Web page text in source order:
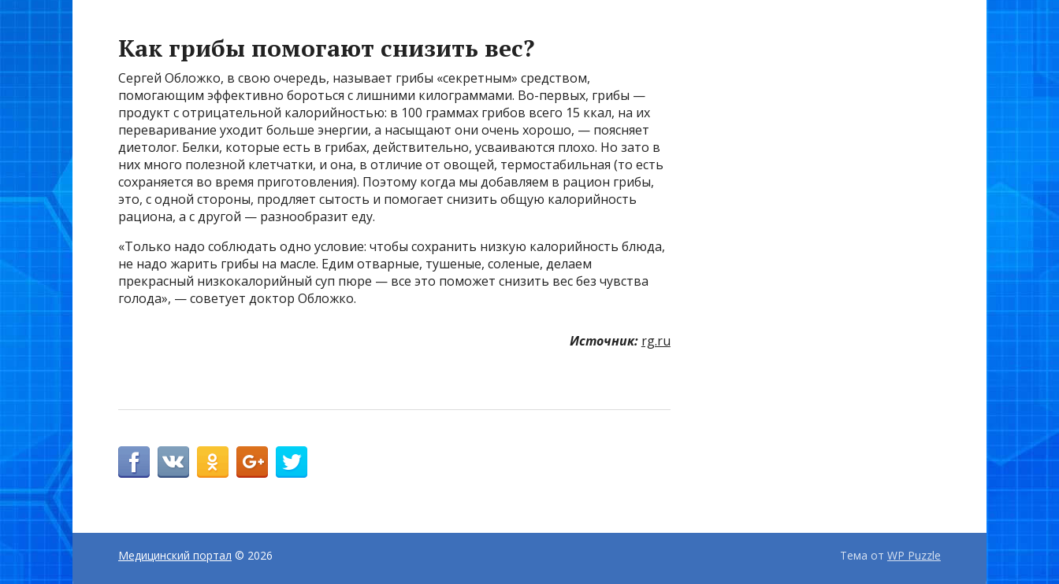
Как грибы помогают снизить вес?
Сергей Обложко, в свою очередь, называет грибы «секретным» средством,
помогающим эффективно бороться с лишними килограммами. Во-первых, грибы —
продукт с отрицательной калорийностью: в 100 граммах грибов всего 15 ккал, на их
переваривание уходит больше энергии, а насыщают они очень хорошо, — поясняет
диетолог. Белки, которые есть в грибах, действительно, усваиваются плохо. Но зато в
них много полезной клетчатки, и она, в отличие от овощей, термостабильная (то есть
сохраняется во время приготовления). Поэтому когда мы добавляем в рацион грибы,
это, с одной стороны, продляет сытость и помогает снизить общую калорийность
рациона, а с другой — разнообразит еду.
«Только надо соблюдать одно условие: чтобы сохранить низкую калорийность блюда,
не надо жарить грибы на масле. Едим отварные, тушеные, соленые, делаем
прекрасный низкокалорийный суп пюре — все это поможет снизить вес без чувства
голода», — советует доктор Обложко.
Источник: rg.ru
Медицинский портал © 2026 Тема от WP Puzzle